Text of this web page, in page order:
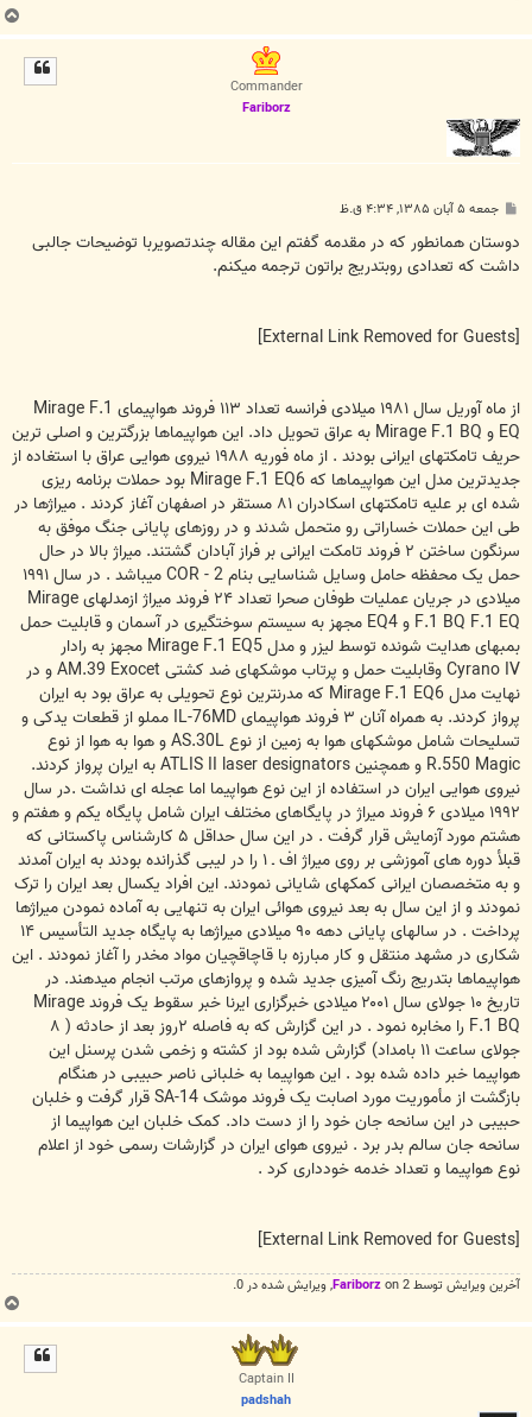
ب
ا
Commander
Fariborz
پ
ت
جمعه ۵ آبان ۱۳۸۵, ۴:۳۴ ق.ظ
دوستان همانطور که در مقدمه گفتم اين مقاله چندتصويربا توضيحات جالبی
داشت که تعدادی روبتدريج براتون ترجمه ميکنم.
از ماه آوريل سال ۱۹۸۱ ميلادی فرانسه تعداد ۱۱۳ فروند هواپيمای Mirage F.1
EQ و Mirage F.1 BQ به عراق تحويل داد. اين هواپيماها بزرگترين و اصلی ترين
حريف تامکتهای ايرانی بودند . از ماه فوريه ۱۹۸۸ نيروی هوايی عراق با استغاده از
جديدترين مدل اين هواپيماها که Mirage F.1 EQ6 بود حملات برنامه ريزی
شده ای بر عليه تامکتهای اسکادران ۸۱ مستقر در اصفهان آغاز کردند . ميراژها در
طی اين حملات خساراتی رو متحمل شدند و در روزهای پايانی جنگ موفق به
سرنگون ساختن ۲ فروند تامکت ايرانی بر فراز آبادان گشتند. ميراژ بالا در حال
حمل يک محفظه حامل وسايل شناسايی بنام COR - 2 ميباشد . در سال ۱۹۹۱
ميلادی در جريان عمليات طوفان صحرا تعداد ۲۴ فروند ميراژ ازمدلهای Mirage
F.1 BQ F.1 EQ و EQ4 مجهز به سيستم سوختگيری در آسمان و قابليت حمل
بمبهای هدايت شونده توسط ليزر و مدل Mirage F.1 EQ5 مجهز به رادار
Cyrano IV وقابليت حمل و پرتاب موشکهای ضد کشتی AM.39 Exocet و در
نهايت مدل Mirage F.1 EQ6 که مدرنترين نوع تحويلی به عراق بود به ايران
پرواز کردند. به همراه آنان ۳ فروند هواپيمای IL-76MD مملو از قطعات يدکی و
تسليحات شامل موشکهای هوا به زمين از نوع AS.30L و هوا به هوا از نوع
R.550 Magic و همچنين ATLIS II laser designators به ايران پرواز کردند.
نيروی هوايی ايران در استفاده از اين نوع هواپيما اما عجله ای نداشت .در سال
۱۹۹۲ ميلادی ۶ فروند ميراژ در پايگاهای مختلف ايران شامل پايگاه يکم و هفتم و
هشتم مورد آزمايش قرار گرفت . در اين سال حداقل ۵ کارشناس پاکستانی که
قبلأ دوره های آموزشی بر روی ميراژ اف ـ ۱ را در ليبی گذرانده بودند به ايران آمدند
و به متخصصان ايرانی کمکهای شايانی نمودند. اين افراد يکسال بعد ايران را ترک
نمودند و از اين سال به بعد نيروی هوائی ايران به تنهايی به آماده نمودن ميراژها
پرداخت . در سالهای پايانی دهه ۹۰ ميلادی ميراژها به پايگاه جديد التأسيس ۱۴
شکاری در مشهد منتقل و کار مبارزه با قاچاقچيان مواد مخدر را آغاز نمودند . اين
هواپيماها بتدريج رنگ آميزی جديد شده و پروازهای مرتب انجام ميدهند. در
تاريخ ۱۰ جولای سال ۲۰۰۱ ميلادی خبرگزاری ايرنا خبر سقوط يک فروند Mirage
F.1 BQ را مخابره نمود . در اين گزارش که به فاصله ۲روز بعد از حادثه ( ۸
جولای ساعت ۱۱ بامداد) گزارش شده بود از کشته و زخمی شدن پرسنل اين
هواپيما خبر داده شده بود . اين هواپيما به خلبانی ناصر حبيبی در هنگام
بازگشت از مأموريت مورد اصابت يک فروند موشک SA-14 قرار گرفت و خلبان
حبيبی در اين سانحه جان خود را از دست داد. کمک خلبان اين هواپيما از
سانحه جان سالم بدر برد . نيروی هوای ايران در گزارشات رسمی خود از اعلام
نوع هواپيما و تعداد خدمه خودداری کرد .
آخرین ويرايش توسط 2 on Fariborz, ويرايش شده در 0.
ب
ا
Captain II
padshah